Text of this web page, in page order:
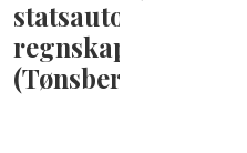
statsautorisert
regnskapsfører
(Tønsberg)